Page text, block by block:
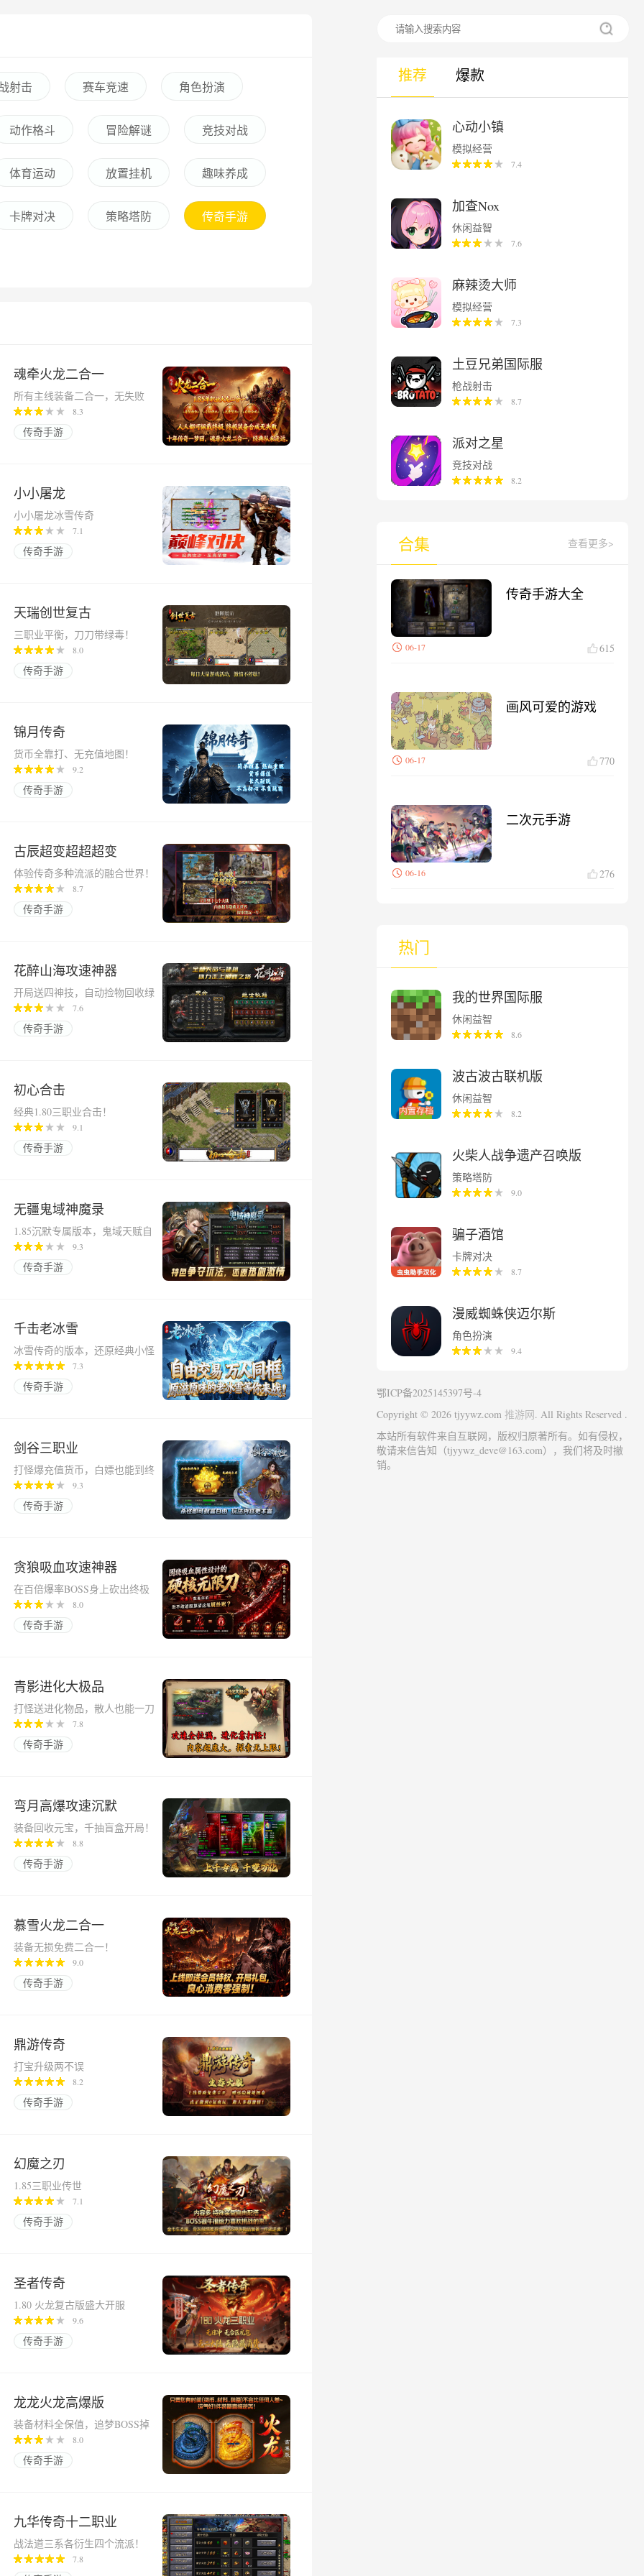
射击 赛车竞速 角色扮演
动作格斗 冒险解谜 竞技对战
体育运动 放置挂机 趣味养成
卡牌对决 策略塔防 传奇手游
魂牵火龙二合一
所有主线装备二合一，无失败
率！
传奇手游
8.3
小小屠龙
小小屠龙冰雪传奇
传奇手游
7.1
天瑞创世复古
三职业平衡，刀刀带绿毒！
传奇手游
8.0
锦月传奇
货币全靠打、无充值地图！
传奇手游
9.2
古辰超变超超超变
体验传奇多种流派的融合世界！
传奇手游
8.7
花醉山海攻速神器
开局送四神技，自动捡物回收绿
毒切割！
传奇手游
7.6
初心合击
经典1.80三职业合击！
传奇手游
9.1
无疆鬼域神魔录
1.85沉默专属版本，鬼域天赋自
由搭配上百种BUFF！
传奇手游
9.3
千击老冰雪
冰雪传奇的版本，还原经典小怪
爆率高！
传奇手游
7.3
剑谷三职业
打怪爆充值货币，白嫖也能到终
极！
传奇手游
9.3
贪狼吸血攻速神器
在百倍爆率BOSS身上砍出终极
神装！
传奇手游
8.0
青影进化大极品
打怪送进化物品，散人也能一刀
起飞！
传奇手游
7.8
弯月高爆攻速沉默
装备回收元宝，千抽盲盒开局！
传奇手游
8.8
慕雪火龙二合一
装备无损免费二合一！
传奇手游
9.0
鼎游传奇
打宝升级两不误
传奇手游
8.2
幻魔之刃
1.85三职业传世
传奇手游
7.1
圣者传奇
1.80 火龙复古版盛大开服
传奇手游
9.6
龙龙火龙高爆版
装备材料全保值，追梦BOSS掉
落终极！
传奇手游
8.0
九华传奇十二职业
战法道三系各衍生四个流派！
7.8
推荐 爆款
心动小镇
模拟经营
7.4
加查Nox
休闲益智
7.6
麻辣烫大师
模拟经营
7.3
土豆兄弟国际服
枪战射击
8.7
派对之星
竞技对战
8.2
合集 查看更多>
传奇手游大全
06-17 615
画风可爱的游戏
06-17 770
二次元手游
06-16 276
热门
我的世界国际服
休闲益智
8.6
波古波古联机版
休闲益智
8.2
火柴人战争遗产召唤版
策略塔防
9.0
骗子酒馆
卡牌对决
8.7
漫威蜘蛛侠迈尔斯
角色扮演
9.4
鄂ICP备2025145397号-4
Copyright © 2026 tjyywz.com 推游网. All Rights Reserved .
本站所有软件来自互联网，版权归原著所有。如有侵权，
敬请来信告知（tjyywz_deve@163.com），我们将及时撤
销。